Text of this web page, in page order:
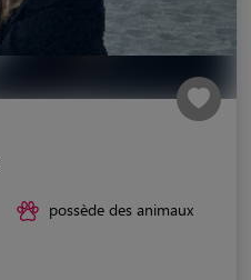
possède des animaux